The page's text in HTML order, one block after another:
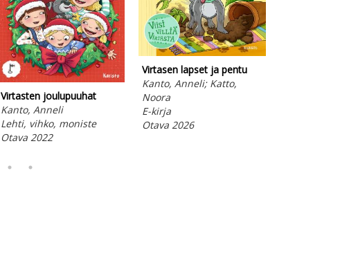
Virtasten joulupuuhat
Kanto, Anneli
Lehti, vihko, moniste
Otava 2022
Virtasen lapset ja pentu
Kanto, Anneli; Katto,
Noora
E-kirja
Otava 2026